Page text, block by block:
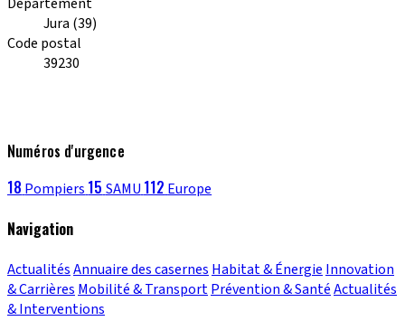
Jura (39)
Code postal
39230
Numéros d'urgence
18 Pompiers 15 SAMU 112 Europe
Navigation
ActualitésAnnuaire des casernes Habitat & Énergie Innovation
& Carrières Mobilité & TransportPrévention & SantéActualités
& Interventions